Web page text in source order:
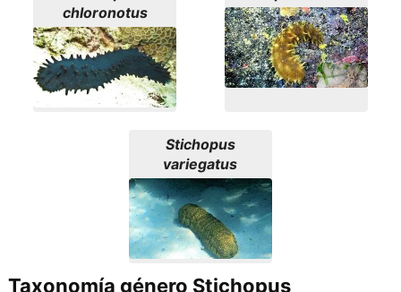
chloronotus
Stichopus
variegatus
Taxonomía género Stichopus